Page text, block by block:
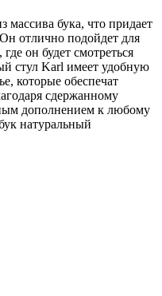
бука, что придает
отлично подойдет для
он будет смотреться
стул Karl имеет удобную
которые обеспечат
сдержанному
дополнением к любому
натуральный